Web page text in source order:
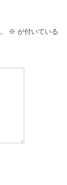
※ が付いている